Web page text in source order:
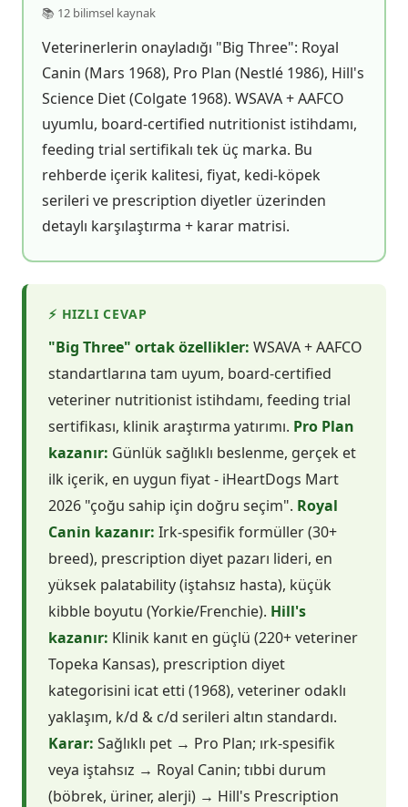
📚 12 bilimsel kaynak
Veterinerlerin onayladığı "Big Three": Royal
Canin (Mars 1968), Pro Plan (Nestlé 1986), Hill's
Science Diet (Colgate 1968). WSAVA + AAFCO
uyumlu, board-certified nutritionist istihdamı,
feeding trial sertifikalı tek üç marka. Bu
rehberde içerik kalitesi, fiyat, kedi-köpek
serileri ve prescription diyetler üzerinden
detaylı karşılaştırma + karar matrisi.
⚡ HIZLI CEVAP
"Big Three" ortak özellikler: WSAVA + AAFCO
standartlarına tam uyum, board-certified
veteriner nutritionist istihdamı, feeding trial
sertifikası, klinik araştırma yatırımı. Pro Plan
kazanır: Günlük sağlıklı beslenme, gerçek et
ilk içerik, en uygun fiyat - iHeartDogs Mart
2026 "çoğu sahip için doğru seçim". Royal
Canin kazanır: Irk-spesifik formüller (30+
breed), prescription diyet pazarı lideri, en
yüksek palatability (iştahsız hasta), küçük
kibble boyutu (Yorkie/Frenchie). Hill's
kazanır: Klinik kanıt en güçlü (220+ veteriner
Topeka Kansas), prescription diyet
kategorisini icat etti (1968), veteriner odaklı
yaklaşım, k/d & c/d serileri altın standardı.
Karar: Sağlıklı pet → Pro Plan; ırk-spesifik
veya iştahsız → Royal Canin; tıbbi durum
(böbrek, üriner, alerji) → Hill's Prescription